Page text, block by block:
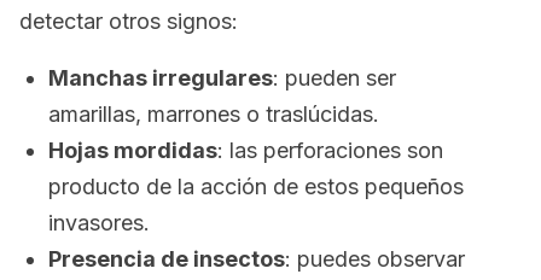
detectar otros signos:
Manchas irregulares: pueden ser
amarillas, marrones o traslúcidas.
Hojas mordidas: las perforaciones son
producto de la acción de estos pequeños
invasores.
Presencia de insectos: puedes observar